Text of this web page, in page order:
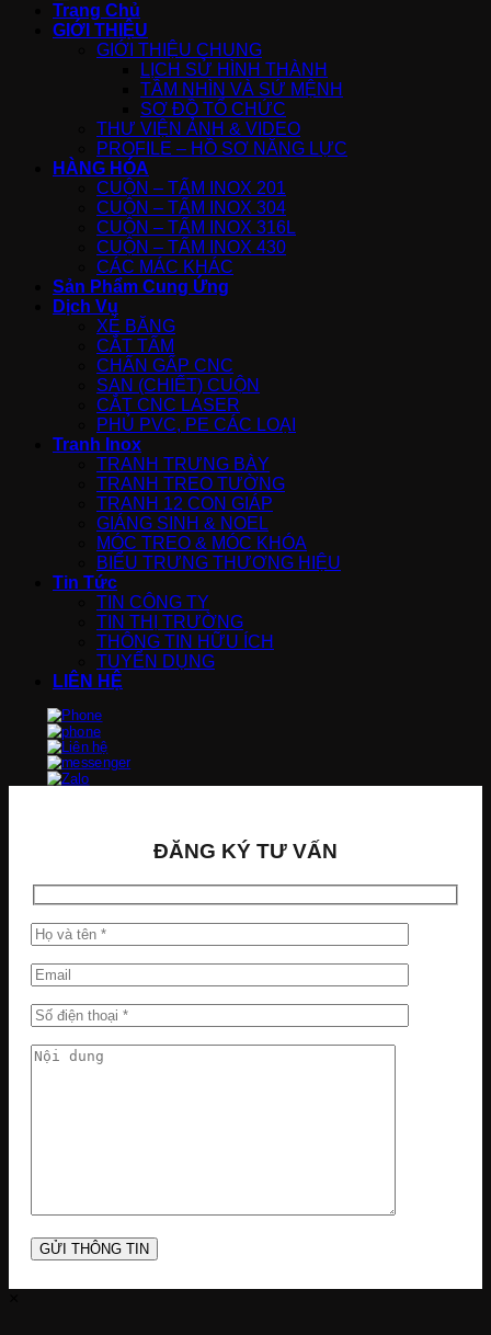
Trang Chủ
GIỚI THIỆU
GIỚI THIỆU CHUNG
LỊCH SỬ HÌNH THÀNH
TẦM NHÌN VÀ SỨ MỆNH
SƠ ĐỒ TỔ CHỨC
THƯ VIỆN ẢNH & VIDEO
PROFILE – HỒ SƠ NĂNG LỰC
HÀNG HÓA
CUỘN – TẤM INOX 201
CUỘN – TẤM INOX 304
CUỘN – TẤM INOX 316L
CUỘN – TẤM INOX 430
CÁC MÁC KHÁC
Sản Phẩm Cung Ứng
Dịch Vụ
XẺ BĂNG
CẮT TẤM
CHẤN GẤP CNC
SAN (CHIẾT) CUỘN
CẮT CNC LASER
PHỦ PVC, PE CÁC LOẠI
Tranh Inox
TRANH TRƯNG BÀY
TRANH TREO TƯỜNG
TRANH 12 CON GIÁP
GIÁNG SINH & NOEL
MÓC TREO & MÓC KHÓA
BIỂU TRƯNG THƯƠNG HIỆU
Tin Tức
TIN CÔNG TY
TIN THỊ TRƯỜNG
THÔNG TIN HỮU ÍCH
TUYỂN DỤNG
LIÊN HỆ
ĐĂNG KÝ TƯ VẤN